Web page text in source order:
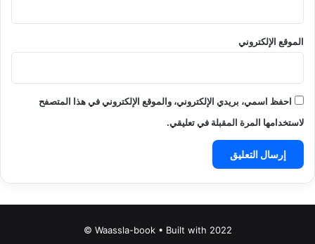
الموقع الإلكتروني
احفظ اسمي، بريدي الإلكتروني، والموقع الإلكتروني في هذا المتصفح
لاستخدامها المرة المقبلة في تعليقي.
Waassla-book • Built with 2022 ©